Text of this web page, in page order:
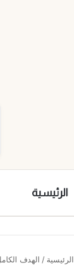
الرئيسية
الرئيسية / الهدف